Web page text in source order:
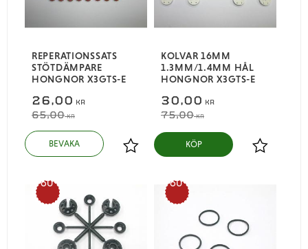
REPERATIONSSATS
STÖTDÄMPARE
HONGNOR X3GTS-E
26,00 KR
65,00KR
Lägg till i favoriter
KOLVAR 16MM
1.3MM/1.4MM HÅL
HONGNOR X3GTS-E
30,00 KR
75,00KR
Lägg till i
KÖP
60
%
60
%